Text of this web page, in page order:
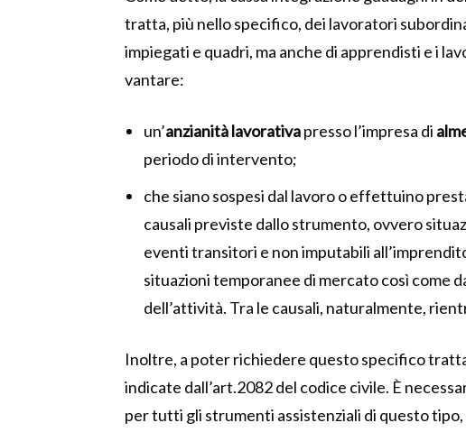
tratta, più nello specifico, dei lavoratori
impiegati e quadri, ma anche di apprendisti e i
vantare:
un’anzianitàlavorativapresso l’impresa di
periodo di intervento;
che siano sospesi dal lavoro o effettuino
causali previste dallo strumento, ovvero
eventi transitori e non imputabili
situazioni temporanee di mercato così come
dell’attività. Tra le causali, naturalmente,
Inoltre, a poter richiedere questo specifico
indicate dall’art.2082 del codice civile. È
per tutti gli strumenti assistenziali di questo